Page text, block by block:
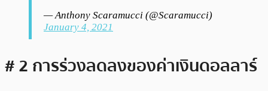
— Anthony Scaramucci (@Scaramucci)
January 4, 2021
# 2 การร่วงลดลงของค่าเงินดอลลาร์